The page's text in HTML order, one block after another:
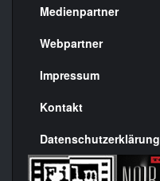
Menülinks
rechte
Seite
Medienpartner
Webpartner
Impressum
Kontakt
Datenschutzerklärung